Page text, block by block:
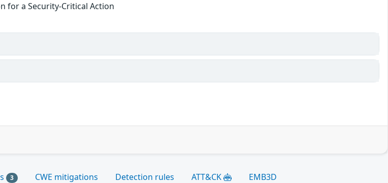
for a Security-Critical Action
3 CWE mitigations Detection rules ATT&CK EMB3D